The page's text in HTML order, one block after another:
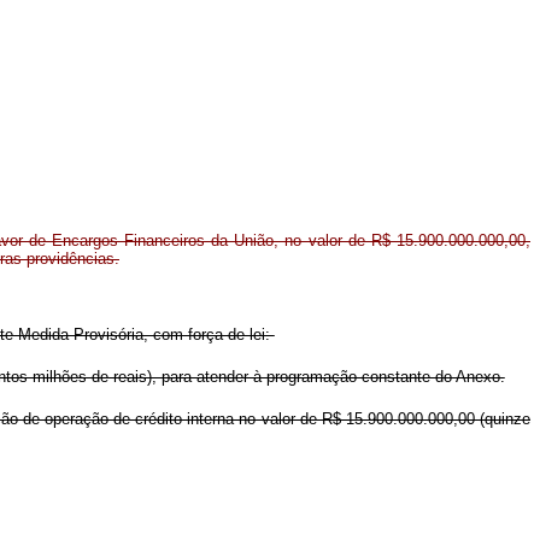
de Encargos Financeiros da União, no valor de R$ 15.900.000.000,00,
providências.
Medida Provisória, com força de lei:
milhões de reais), para atender à programação constante do Anexo.
de operação de crédito interna no valor de R$ 15.900.000.000,00 (quinze